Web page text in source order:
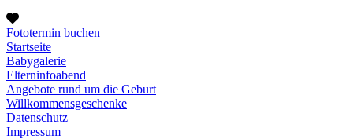
Fototermin buchen
Startseite
Babygalerie
Elterninfoabend
Angebote rund um die Geburt
Willkommensgeschenke
Datenschutz
Impressum